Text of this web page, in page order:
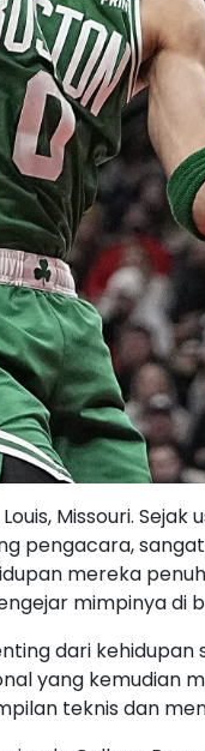
Missouri.
pengacara,
mereka
mimpinya di
dari
yang kemudian
teknis dan